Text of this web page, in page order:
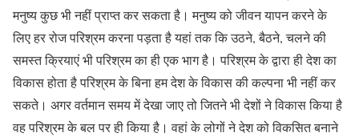
मनुष्य कुछ भी नहीं प्राप्त कर सकता है। मनुष्य को जीवन यापन करने के
लिए हर रोज परिश्रम करना पड़ता है यहां तक कि उठने, बैठने, चलने की
समस्त क्रियाएं भी परिश्रम का ही एक भाग है। परिश्रम के द्वारा ही देश का
विकास होता है परिश्रम के बिना हम देश के विकास की कल्पना भी नहीं कर
सकते। अगर वर्तमान समय में देखा जाए तो जितने भी देशों ने विकास किया है
वह परिश्रम के बल पर ही किया है। वहां के लोगों ने देश को विकसित बनाने